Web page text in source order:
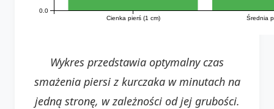
Cienka pierś (1 cm) Średnia
0.0
Wykres przedstawia optymalny czas
smażenia piersi z kurczaka w minutach na
jedną stronę, w zależności od jej grubości.